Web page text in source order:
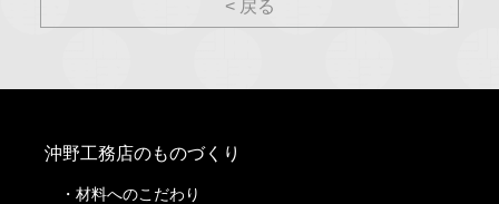
< 戻る
沖野工務店のものづくり
材料へのこだわり